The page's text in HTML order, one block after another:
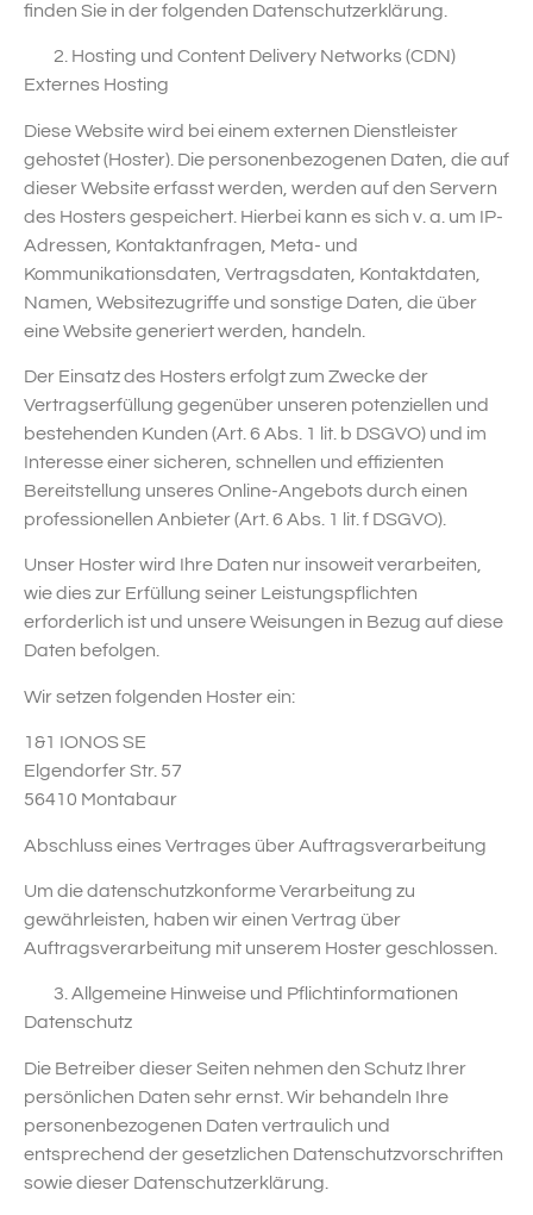
finden Sie in der folgenden Datenschutzerklärung.
Hosting und Content Delivery Networks (CDN)
Externes Hosting
Diese Website wird bei einem externen Dienstleister
gehostet (Hoster). Die personenbezogenen Daten, die auf
dieser Website erfasst werden, werden auf den Servern
des Hosters gespeichert. Hierbei kann es sich v. a. um IP-
Adressen, Kontaktanfragen, Meta- und
Kommunikationsdaten, Vertragsdaten, Kontaktdaten,
Namen, Websitezugriffe und sonstige Daten, die über
eine Website generiert werden, handeln.
Der Einsatz des Hosters erfolgt zum Zwecke der
Vertragserfüllung gegenüber unseren potenziellen und
bestehenden Kunden (Art. 6 Abs. 1 lit. b DSGVO) und im
Interesse einer sicheren, schnellen und effizienten
Bereitstellung unseres Online-Angebots durch einen
professionellen Anbieter (Art. 6 Abs. 1 lit. f DSGVO).
Unser Hoster wird Ihre Daten nur insoweit verarbeiten,
wie dies zur Erfüllung seiner Leistungspflichten
erforderlich ist und unsere Weisungen in Bezug auf diese
Daten befolgen.
Wir setzen folgenden Hoster ein:
1&1 IONOS SE
Elgendorfer Str. 57
56410 Montabaur
Abschluss eines Vertrages über Auftragsverarbeitung
Um die datenschutzkonforme Verarbeitung zu
gewährleisten, haben wir einen Vertrag über
Auftragsverarbeitung mit unserem Hoster geschlossen.
Allgemeine Hinweise und Pflicht­informationen
Datenschutz
Die Betreiber dieser Seiten nehmen den Schutz Ihrer
persönlichen Daten sehr ernst. Wir behandeln Ihre
personenbezogenen Daten vertraulich und
entsprechend der gesetzlichen Datenschutzvorschriften
sowie dieser Datenschutzerklärung.